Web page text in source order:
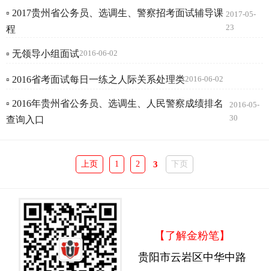
▫ 2017贵州省公务员、选调生、警察招考面试辅导课
程
2017-05-
23
▫ 无领导小组面试2016-06-02
▫ 2016省考面试每日一练之人际关系处理类2016-06-02
▫ 2016年贵州省公务员、选调生、人民警察成绩排名
查询入口
2016-05-
30
上页 1 2 3 下页
【了解金粉笔】
贵阳市云岩区中华中路